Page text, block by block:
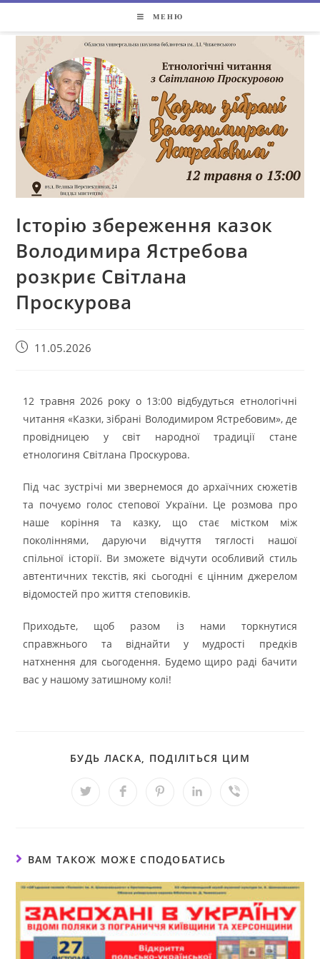
МЕНЮ
Історію збереження казок
Володимира Ястребова
розкриє Світлана
Проскурова
11.05.2026
12 травня 2026 року о 13:00 відбудуться етнологічні
читання «Казки, зібрані Володимиром Ястребовим», де
провідницею у світ народної традиції стане
етнологиня Світлана Проскурова.
Під час зустрічі ми звернемося до архаїчних сюжетів
та почуємо голос степової України. Це розмова про
наше коріння та казку, що стає містком між
поколіннями, даруючи відчуття тяглості нашої
спільної історії. Ви зможете відчути особливий стиль
автентичних текстів, які сьогодні є цінним джерелом
відомостей про життя степовиків.
Приходьте, щоб разом із нами торкнутися
справжнього та віднайти у мудрості предків
натхнення для сьогодення. Будемо щиро раді бачити
вас у нашому затишному колі!
БУДЬ ЛАСКА, ПОДІЛІТЬСЯ ЦИМ
ВАМ ТАКОЖ МОЖЕ СПОДОБАТИСЬ